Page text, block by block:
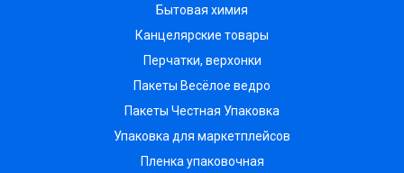
Бытовая химия
Канцелярские товары
Перчатки, верхонки
Пакеты Весёлое ведро
Пакеты Честная Упаковка
Упаковка для маркетплейсов
Пленка упаковочная